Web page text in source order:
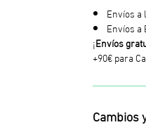
Envíos a
Envíos a
¡Envíos
+90€ para
Cambios